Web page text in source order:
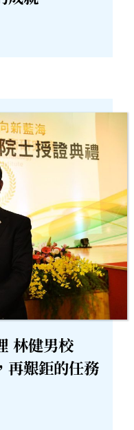
林健男校
再艱鉅的任務